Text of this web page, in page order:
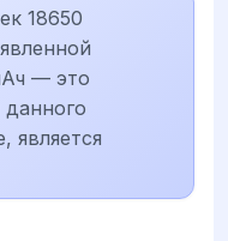
18650
— это
является